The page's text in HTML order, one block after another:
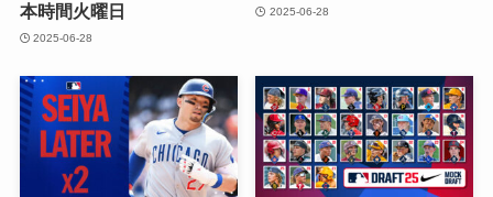
本時間火曜日
2025-06-28
2025-06-28